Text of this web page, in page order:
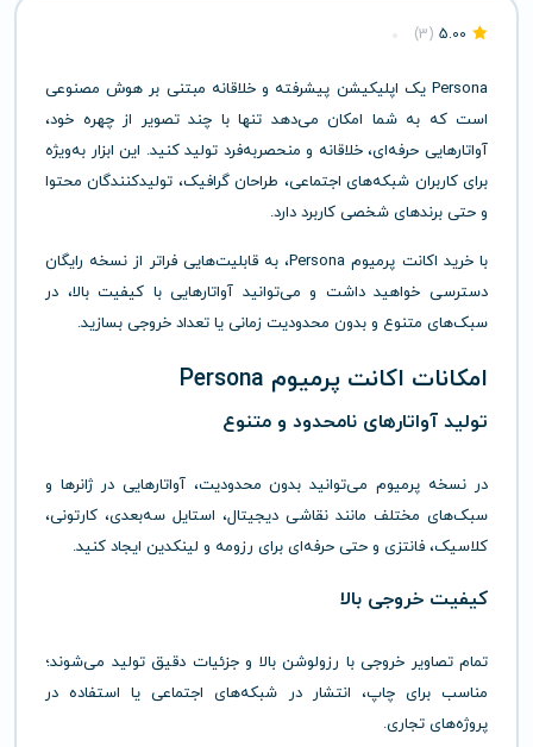
5.00
(3)
Persona یک اپلیکیشن پیشرفته وخلاقانه مبتنی بر هوش مصنوعی
استکه بهشما امکان می‌دهد تنهابا چندتصویر ازچهره خود،
آواتارهایی حرفه‌ای،خلاقانه و منحصر‌به‌فرد تولیدکنید. این ابزار به‌ویژه
برایکاربران شبکه‌های اجتماعی، طراحانگرافیک، تولیدکنندگان محتوا
و حتی برندهای شخصی کاربرد دارد.
باخرید اکانت پرمیوم Persona، بهقابلیت‌هاییفراتر از نسخه رایگان
دسترسی خواهیدداشت و می‌توانید آواتارهاییبا کیفیتبالا، در
سبک‌های متنوع و بدون محدودیت زمانی یا تعداد خروجی بسازید.
امکانات اکانت پرمیوم Persona
تولید آواتارهای نامحدود و متنوع
در نسخه پرمیوم می‌توانید بدون محدودیت،آواتارهاییدرژانرها و
سبک‌های مختلف مانند نقاشی دیجیتال، استایل سه‌بعدی، کارتونی،
کلاسیک، فانتزی و حتی حرفه‌ای برای رزومه و لینکدین ایجاد کنید.
کیفیت خروجی بالا
تمامتصاویر خروجیبا رزولوشنبالا وجزئیات دقیقتولید می‌شوند؛
مناسب برایچاپ، انتشاردر شبکه‌های اجتماعی یا استفاده در
پروژه‌های تجاری.